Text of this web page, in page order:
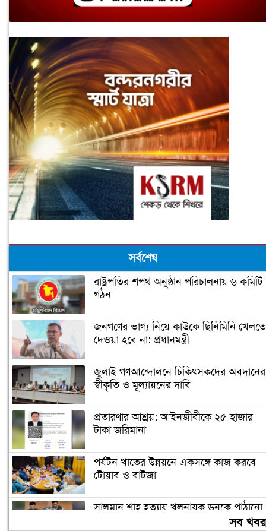
সর্বশেষ
রাষ্ট্রপতির শপথ অনুষ্ঠান পরিচালনায় ৬ কমিটি
গঠন
জনগণের ভাগ্য নিয়ে কাউকে ছিনিমিনি খেলতে
দেওয়া হবে না: প্রধানমন্ত্রী
জুলাই গণআন্দোলনে চিকিৎসকদের অবদানের
স্বীকৃতি ও মূল্যায়নের দাবি
প্রতারণার আশ্রয়: আইনজীবীকে ২৫ হাজার
টাকা জরিমানা
পর্যটন খাতের উন্নয়নে একসঙ্গে কাজ করবে
টোয়াব ও বাটজা
সালমান শাহ হত্যায় খলনায়ক ডনকে পাঠানো
সব